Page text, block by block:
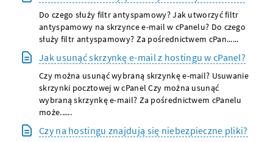
Do czego służy filtr antyspamowy? Jak utworzyć filtr
antyspamowy na skrzynce e-mail w cPanelu? Do czego
służy filtr antyspamowy? Za pośrednictwem cPan......
Jak usunąć skrzynkę e-mail z hostingu w cPanel?
Czy można usunąć wybraną skrzynkę e-mail? Usuwanie
skrzynki pocztowej w cPanel Czy można usunąć
wybraną skrzynkę e-mail? Za pośrednictwem cPanelu
może......
Czy na hostingu znajdują się niebezpieczne pliki?